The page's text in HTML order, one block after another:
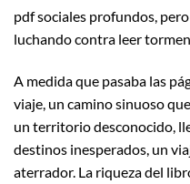
pdf sociales profundos,
luchando contra leer
A medida que pasaba las
viaje, un camino sinuoso
un territorio desconocido,
destinos inesperados, un
aterrador. La riqueza del